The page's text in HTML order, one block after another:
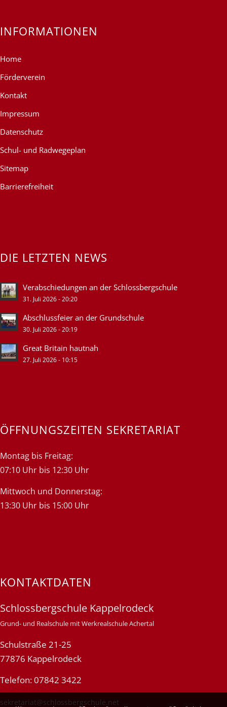
INFORMATIONEN
Home
Förderverein
Kontakt
Impressum
Datenschutz
Schul- und Radwegeplan
Sitemap
Barrierefreiheit
DIE LETZTEN NEWS
Verabschiedungen an der Schlossbergschule
31. Juli 2026 - 20:20
Abschlussfeier an der Grundschule
30. Juli 2026 - 20:19
Great Britain hautnah
27. Juli 2026 - 10:15
ÖFFNUNGSZEITEN SEKRETARIAT
Montag bis Freitag:
07:10 Uhr bis 12:30 Uhr
Mittwoch und Donnerstag:
13:30 Uhr bis 15:00 Uhr
KONTAKTDATEN
Schlossbergschule Kappelrodeck
Grund- und Realschule mit Werkrealschule Achertal
Schulstraße 21-25
77876 Kappelrodeck
Telefon: 07842 3422
sekretariat@schlossbergschule.net